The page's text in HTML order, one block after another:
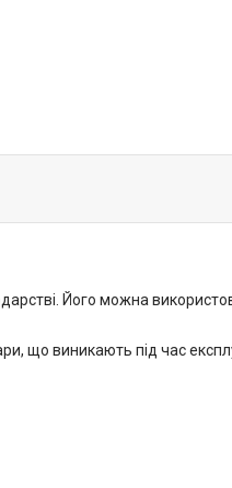
Його можна
що виникають під час